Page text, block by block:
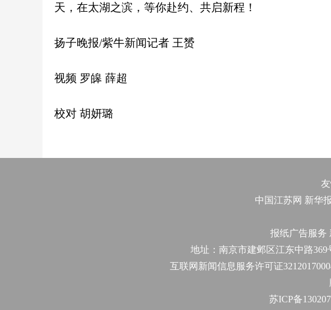
天，在太湖之滨，等你赴约、共启新程！
扬子晚报/紫牛新闻记者 王赟
视频 罗皞 薛超
校对 胡妍璐
中国江苏网 新华
报纸广告服务
地址：南京市建邺区江东中路
互联网新闻信息服务许可证
苏ICP备